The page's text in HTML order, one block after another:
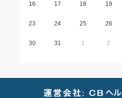
16 17 18 19
23 24 25 26
30 31 1 2